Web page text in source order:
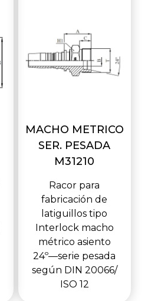
MACHO METRICO
SER. PESADA
M31210
Racor para
fabricación de
latiguillos tipo
Interlock macho
métrico asiento
24º—serie pesada
según DIN 20066/
ISO 12